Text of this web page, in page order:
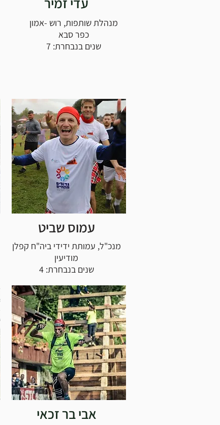
מנהלת שותפות, רוש -אמון
כפר סבא
שנים בנבחרת: 7
עמוס שביט
מנכ"ל, עמותת ידידי ביה"ח קפלן
מודיעין
שנים בנבחרת: 4
אבי בר זכאי